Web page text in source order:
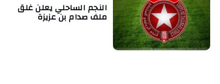
النجم الساحلي يعلن غلق
ملف صدام بن عزيزة